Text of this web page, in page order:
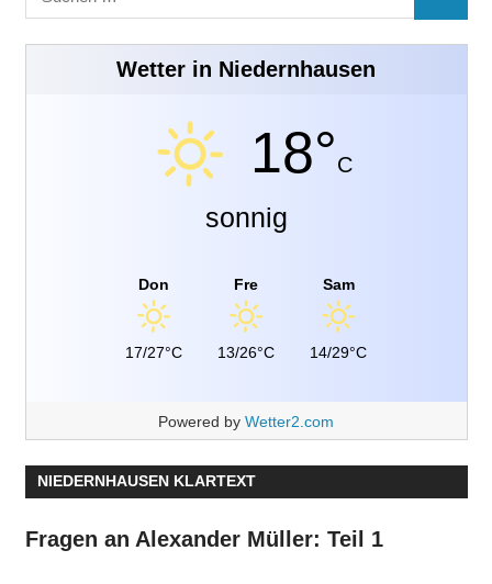
nach:
Wetter in Niedernhausen
18°C
sonnig
Don
17/27°C
Fre
13/26°C
Sam
14/29°C
Powered by Wetter2.com
NIEDERNHAUSEN KLARTEXT
Fragen an Alexander Müller: Teil 1